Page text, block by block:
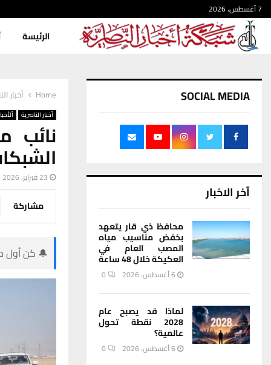
7 أغسطس، 2026
الرئيسة
Home أخبار
أخبار الناصرية
نائب
23 فبراير، 2026
مشاركة
🔔 كن أول
SOCIAL MEDIA
آخر الاخبار
محافظ ذي قار يتعهد
بخفض مناسيب مياه
المصب العام في
العكيكة خلال 48 ساعة
6 أغسطس، 2026 0
لماذا قد يصبح عام
2028 نقطة تحول
عالمية؟
6 أغسطس، 2026 0